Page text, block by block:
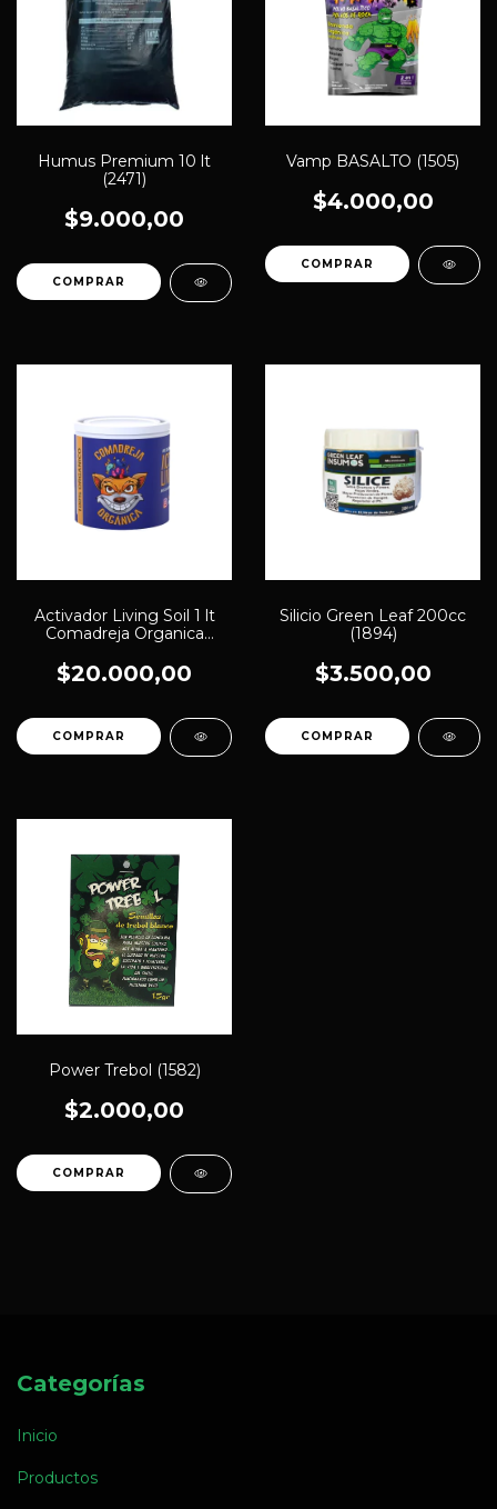
Humus Premium 10 lt
(2471)
$9.000,00
Vamp BASALTO (1505)
$4.000,00
Activador Living Soil 1 lt
Comadreja Organica
$20.000,00
Silicio Green Leaf 200cc
(1894)
$3.500,00
Power Trebol (1582)
$2.000,00
Categorías
Inicio
Productos